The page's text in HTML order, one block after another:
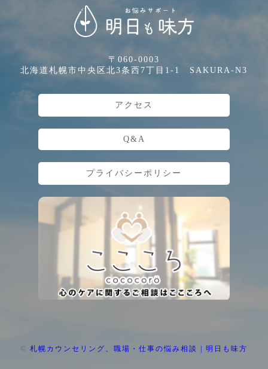
〒060-0003
北海道札幌市中央区北3条西7丁目1-1 SAKURA-N3
アクセス
Q&A
プライバシーポリシー
© 札幌カウンセリング、職場・仕事の悩み相談 | 明日も味方